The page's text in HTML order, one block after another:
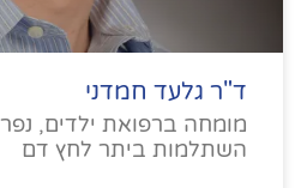
ד"ר גלעד חמדני
מומחה ברפואת ילדים,
השתלמות ביתר לחץ דם